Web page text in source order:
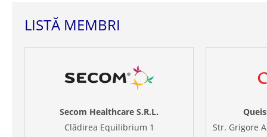
LISTĂ MEMBRI
Secom Healthcare S.R.L.
Clădirea Equilibrium 1
Str. Grigore